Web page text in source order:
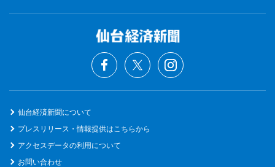
仙台経済新聞について
プレスリリース・情報提供はこちらから
アクセスデータの利用について
お問い合わせ